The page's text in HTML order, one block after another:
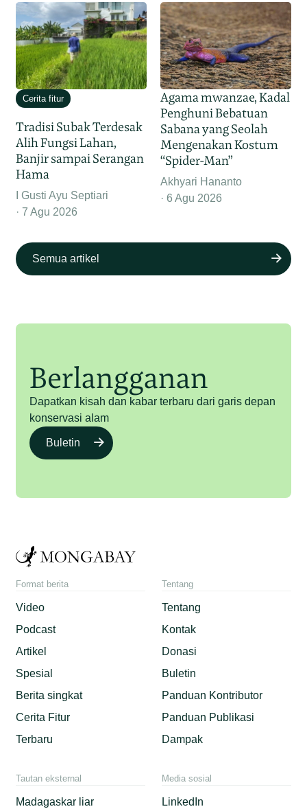
Cerita fitur
Tradisi Subak Terdesak
Alih Fungsi Lahan,
Banjir sampai Serangan
Hama
I Gusti Ayu Septiari
7 Agu 2026
Agama mwanzae, Kadal
Penghuni Bebatuan
Sabana yang Seolah
Mengenakan Kostum
“Spider-Man”
Akhyari Hananto
6 Agu 2026
Semua artikel
Berlangganan
Dapatkan kisah dan kabar terbaru dari garis depan
konservasi alam
Buletin
Format berita
Video
Podcast
Artikel
Spesial
Berita singkat
Cerita Fitur
Terbaru
Tentang
Tentang
Kontak
Donasi
Buletin
Panduan Kontributor
Panduan Publikasi
Dampak
Tautan eksternal
Madagaskar liar
Media sosial
LinkedIn